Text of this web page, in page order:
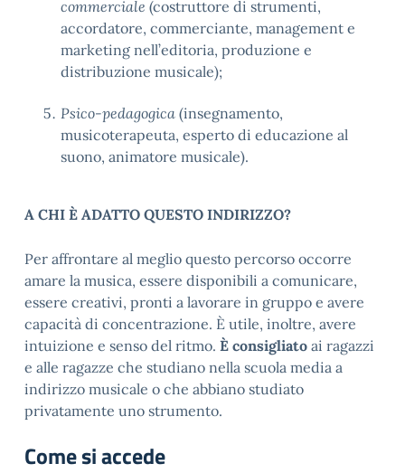
commerciale (costruttore di strumenti,
accordatore, commerciante, management e
marketing nell’editoria, produzione e
distribuzione musicale);
Psico-pedagogica (insegnamento,
musicoterapeuta, esperto di educazione al
suono, animatore musicale).
A CHI È ADATTO QUESTO INDIRIZZO?
Per affrontare al meglio questo percorso occorre
amare la musica, essere disponibili a comunicare,
essere creativi, pronti a lavorare in gruppo e avere
capacità di concentrazione. È utile, inoltre, avere
intuizione e senso del ritmo. È consigliato ai ragazzi
e alle ragazze che studiano nella scuola media a
indirizzo musicale o che abbiano studiato
privatamente uno strumento.
Come si accede